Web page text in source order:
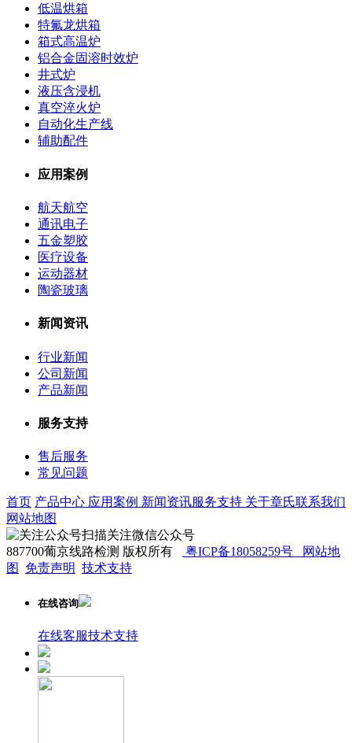
低温烘箱
特氟龙烘箱
箱式高温炉
铝合金固溶时效炉
井式炉
液压含浸机
真空淬火炉
自动化生产线
辅助配件
应用案例
航天航空
通讯电子
五金塑胶
医疗设备
运动器材
陶瓷玻璃
新闻资讯
行业新闻
公司新闻
产品新闻
服务支持
售后服务
常见问题
首页 产品中心 应用案例 新闻资讯服务支持 关于章氏联系我们
网站地图
扫描关注微信公众号
887700葡京线路检测 版权所有
粤ICP备18058259号
网站地
图
免责声明 技术支持
在线咨询
在线客服技术支持